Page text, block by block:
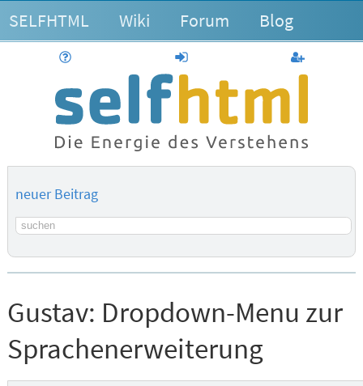
SELFHTML Wiki Forum Blog
anmelden
neuer Beitrag
Suchbegriff
Gustav: Dropdown-Menu zur
Sprachenerweiterung